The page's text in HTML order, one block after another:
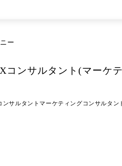
実現と運用定着を支援。 ⑤ 大手賃貸管理事業者に向けたバッ
バックオフィスBPRを推進。 関係
ー
コンサルタント(マーケ
ンサルタント マーケティングコンサルタン